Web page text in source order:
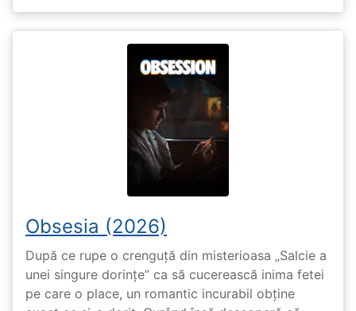
Obsesia (2026)
După ce rupe o crenguță din misterioasa „Salcie a
unei singure dorințe” ca să cucerească inima fetei
pe care o place, un romantic incurabil obține